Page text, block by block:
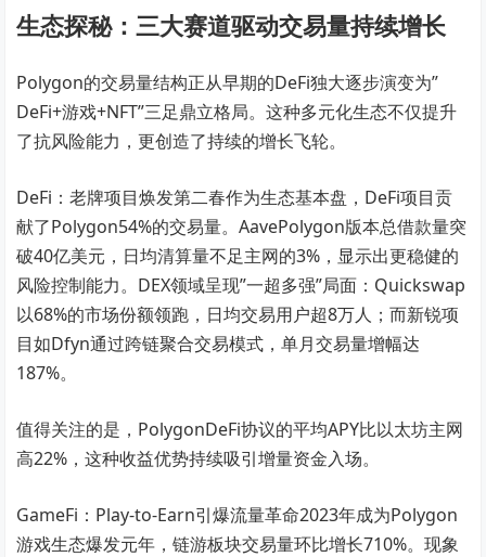
生态探秘：三大赛道驱动交易量持续增长
Polygon的交易量结构正从早期的DeFi独大逐步演变为”
DeFi+游戏+NFT”三足鼎立格局。这种多元化生态不仅提升
了抗风险能力，更创造了持续的增长飞轮。
DeFi：老牌项目焕发第二春作为生态基本盘，DeFi项目贡
献了Polygon54%的交易量。AavePolygon版本总借款量突
破40亿美元，日均清算量不足主网的3%，显示出更稳健的
风险控制能力。DEX领域呈现”一超多强”局面：Quickswap
以68%的市场份额领跑，日均交易用户超8万人；而新锐项
目如Dfyn通过跨链聚合交易模式，单月交易量增幅达
187%。
值得关注的是，PolygonDeFi协议的平均APY比以太坊主网
高22%，这种收益优势持续吸引增量资金入场。
GameFi：Play-to-Earn引爆流量革命2023年成为Polygon
游戏生态爆发元年，链游板块交易量环比增长710%。现象